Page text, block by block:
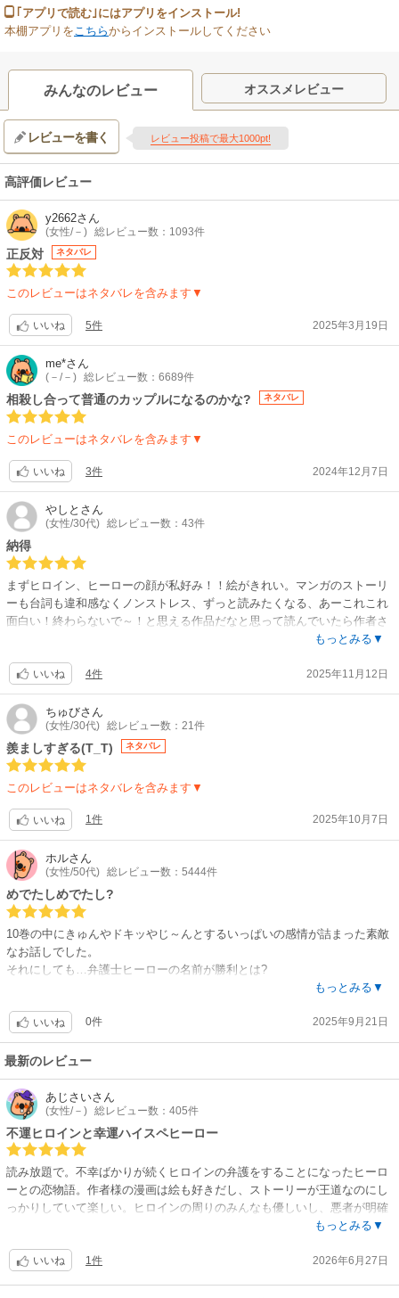
｢アプリで読む｣にはアプリをインストール!
本棚アプリを こちらからインストールしてください
みんなのレビュー オススメレビュー
レビューを書く レビュー投稿で最大1000pt!
高評価レビュー
y2662さん
(女性/－) 総レビュー数：1093件
正反対 ネタバレ
このレビューはネタバレを含みます▼
いいね 5件 2025年3月19日
me*さん
(－/－) 総レビュー数：6689件
相殺し合って普通のカップルになるのかな? ネタバレ
このレビューはネタバレを含みます▼
いいね 3件 2024年12月7日
やしと さん
(女性/30代) 総レビュー数：43件
納得
まずヒロイン、ヒーローの顔が私好み！！絵がきれい。マンガのストーリ
ーも台詞も違和感なくノンストレス、ずっと読みたくなる、あーこれこれ
面白い！終わらないで～！と思える作品だなと思って読んでいたら作者さ
的なんすわー！
読み放題だと当たり外れおおいけど、やっぱりマンガを書くのが上手な作
者さんのお話はどれも面白い！！と思えた作品でした
もっとみる▼
いいね 4件 2025年11月12日
ちゅびさん
(女性/30代) 総レビュー数：21件
羨ましすぎる(T_T) ネタバレ
このレビューはネタバレを含みます▼
いいね 1件 2025年10月7日
ホルさん
(女性/50代) 総レビュー数：5444件
めでたしめでたし?
10巻の中にきゅんやドキッやじ～んとするいっぱいの感情が詰まった素敵
なお話しでした。
それにしても…弁護士ヒーローの名前が勝利とは?
いかにも…なのが良いですね。ヒロインの幸もネガティブなところもある
だされて幸せになれたし。
読後感良いラブストーリーでした。
もっとみる▼
いいね 0件 2025年9月21日
最新のレビュー
あじさいさん
(女性/－) 総レビュー数：405件
不運ヒロインと幸運ハイスペヒーロー
読み放題で。不幸ばかりが続くヒロインの弁護をすることになったヒーロ
ーとの恋物語。作者様の漫画は絵も好きだし、ストーリーが王道なのにし
っかりしていて楽しい。ヒロインの周りのみんなも優しいし、悪者が明確
もっとみる▼
いいね 1件 2026年6月27日